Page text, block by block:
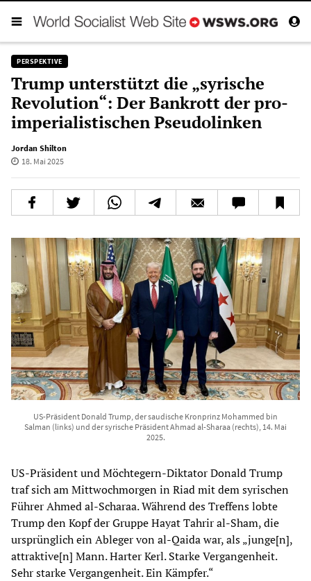
PERSPEKTIVE
Trump unterstützt die „syrische
Revolution“: Der Bankrott der pro-
imperialistischen Pseudolinken
Jordan Shilton
18. Mai 2025
US-Präsident Donald Trump, der saudische Kronprinz Mohammed bin
Salman (links) und der syrische Präsident Ahmad al-Sharaa (rechts), 14. Mai
2025.
US-Präsident und Möchtegern-Diktator Donald Trump
traf sich am Mittwochmorgen in Riad mit dem syrischen
Führer Ahmed al-Scharaa. Während des Treffens lobte
Trump den Kopf der Gruppe Hayat Tahrir al-Sham, die
ursprünglich ein Ableger von al-Qaida war, als „junge[n],
attraktive[n] Mann. Harter Kerl. Starke Vergangenheit.
Sehr starke Vergangenheit. Ein Kämpfer.“